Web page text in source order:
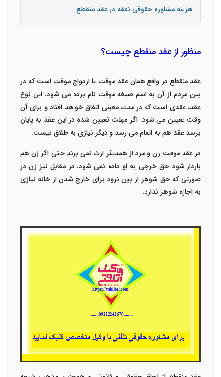
هزینه مشاوره حقوقی نفقه در عقد منقطع
منظور از عقد منقطع چیست؟
عقد منقطع در واقع همان عقد موقت یا ازدواج موقت است که در
بین مردم از آن به اسم صیغه موقت نام برده می شود. این نوع
عقد، عقدی است که در مدت معینی اتفاق خواهد افتاد و برای آن
وقت تعیین می شود. اگر مهلت تعیین شده در این عقد به پایان
برسد عقد هم به اتمام می رسد و دیگر نیازی به طلاق نیست.
در عقد موقت زن و مرد از همدیگر ارث نمی برند حتی اگر زن هم
باردار شود حق خرجی به او داده نمی شود. در مقابل نیز زن در
صورتی که حق شوهر از بین نرود برای خارج شدن از خانه نیازی
به اجازه شوهر ندارد.